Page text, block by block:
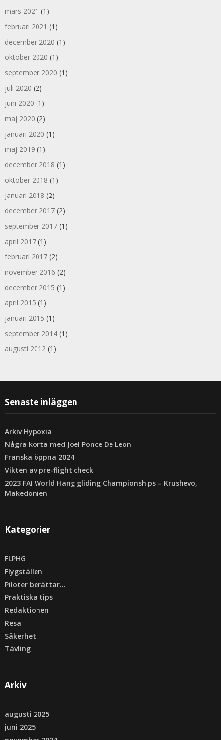
mars 2021 (1)
februari 2021 (1)
december 2020 (1)
oktober 2020 (1)
september 2020 (1)
juli 2020 (2)
juni 2020 (1)
maj 2020 (2)
januari 2020 (1)
maj 2019 (1)
december 2018 (1)
oktober 2018 (1)
januari 2018 (2)
december 2017 (2)
september 2017 (1)
april 2017 (1)
februari 2017 (2)
november 2016 (2)
december 2015 (1)
april 2015 (1)
januari 2015 (1)
september 2014 (1)
augusti 2012 (1)
Senaste inläggen
Arkiv Hypoxia
Några korta med Joel Ponce De Leon
Franska öppna 2024
Vikten av pre-flight check
2023 FAI World Hang gliding Championships – Krushevo,
Makedonien
Kategorier
FLPHG
Flygställen
Piloter berättar…
Praktiska tips
Redaktionen
Resa
Säkerhet
Tävling
Arkiv
augusti 2025
juni 2025